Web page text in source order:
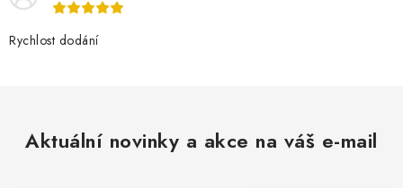
Rychlost dodání
Aktuální novinky a akce na váš e-mail